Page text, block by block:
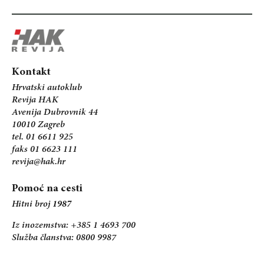
Kontakt
Hrvatski autoklub
Revija HAK
Avenija Dubrovnik 44
10010 Zagreb
tel. 01 6611 925
faks 01 6623 111
revija@hak.hr
Pomoć na cesti
Hitni broj 1987
Iz inozemstva: +385 1 4693 700
Služba članstva: 0800 9987